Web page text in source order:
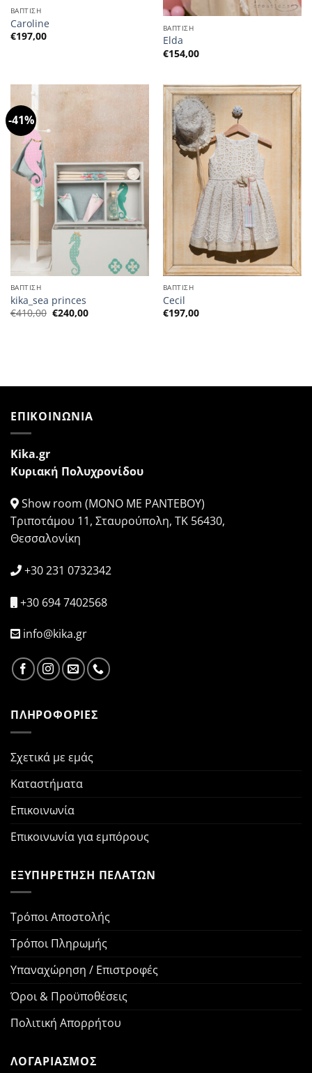
ΒΑΠΤΙΣΗ
Caroline
€197,00
ΒΑΠΤΙΣΗ
Elda
€154,00
-41%
ΒΑΠΤΙΣΗ
kika_sea princes
€410,00 Η
αρχική
€240,00Η
τρέχουσα
ΒΑΠΤΙΣΗ
Cecil
€197,00
ΕΠΙΚΟΙΝΩΝΙΑ
Kika.gr
Κυριακή Πολυχρονίδου
Show room (ΜΟΝΟ ΜΕ ΡΑΝΤΕΒΟΥ)
Τριποτάμου 11, Σταυρούπολη, ΤΚ 56430,
Θεσσαλονίκη
+30 231 0732342
+30 694 7402568
info@kika.gr
ΠΛΗΡΟΦΟΡΙΕΣ
Σχετικά με εμάς
Καταστήματα
Επικοινωνία
Επικοινωνία για εμπόρους
ΕΞΥΠΗΡΕΤΗΣΗ ΠΕΛΑΤΩΝ
Τρόποι Αποστολής
Τρόποι Πληρωμής
Υπαναχώρηση / Επιστροφές
Όροι & Προϋποθέσεις
Πολιτική Απορρήτου
ΛΟΓΑΡΙΑΣΜΟΣ